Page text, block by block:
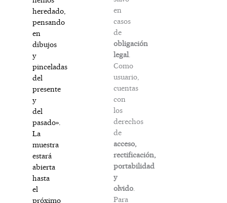
heredado,
pensando
en
dibujos
y
pinceladas
del
presente
y
del
pasado».
La
muestra
estará
abierta
hasta
el
próximo
en
casos
de
obligación
legal.
Como
usuario,
cuentas
con
los
derechos
de
acceso,
rectificación,
portabilidad
y
olvido.
Para